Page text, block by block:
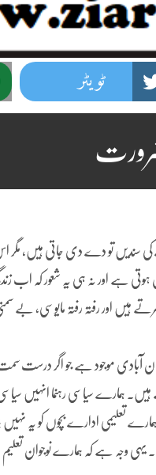
ٹویٹر
ضرورت
اے کی سندیں تو دے دی جاتی ہیں،
ہوتی ہے اور نہ ہی یہ شعور کہ اب
ہیں اور رفتہ رفتہ مایوسی، بے
آبادی موجود ہے جو اگر درست سمت
ہمارے سیاسی رہنما انہیں
تعلیمی ادارے بچوں کو یہ
یہی وجہ ہے کہ ہمارے نوجوان